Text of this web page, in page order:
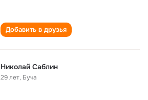
Добавить в друзья
Николай Саблин
29 лет, Буча